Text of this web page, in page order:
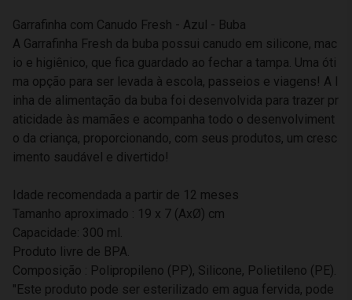
Garrafinha com Canudo Fresh - Azul - Buba
A Garrafinha Fresh da buba possui canudo em silicone, mac
io e higiênico, que fica guardado ao fechar a tampa. Uma óti
ma opção para ser levada à escola, passeios e viagens! A l
inha de alimentação da buba foi desenvolvida para trazer pr
aticidade às mamães e acompanha todo o desenvolviment
o da criança, proporcionando, com seus produtos, um cresc
imento saudável e divertido!
Idade recomendada a partir de 12 meses
Tamanho aproximado : 19 x 7 (AxØ) cm
Capacidade: 300 ml.
Produto livre de BPA.
Composição : Polipropileno (PP), Silicone, Polietileno (PE).
"Este produto pode ser esterilizado em agua fervida, pode